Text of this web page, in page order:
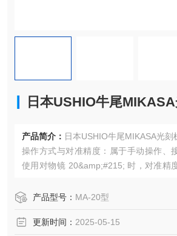
日本USHIO牛尾
产品简介： 日本USHIO牛尾MIKASA光刻
操作方式与对准精度：属于手动操作、
使用对物镜 20&amp;#215; 时，对准精
图案转移的准确性。
产品型号： MA-20型
更新时间： 2025-05-15